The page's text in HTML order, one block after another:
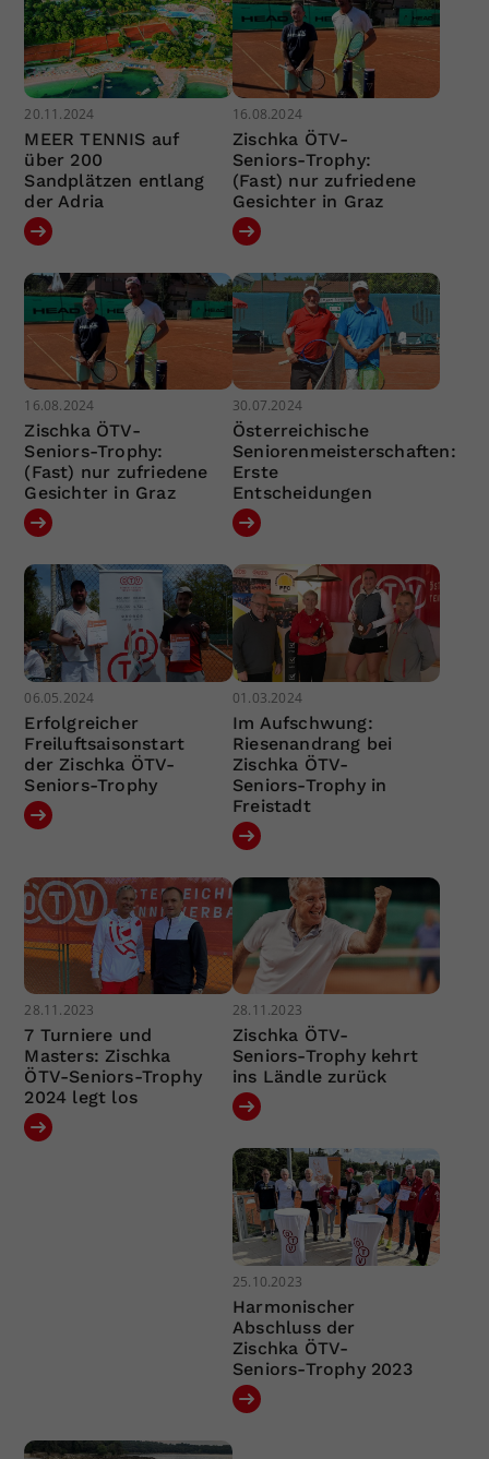
20.11.2024
MEER TENNIS auf
über 200
Sandplätzen entlang
der Adria
16.08.2024
Zischka ÖTV-
Seniors-Trophy:
(Fast) nur zufriedene
Gesichter in Graz
16.08.2024
Zischka ÖTV-
Seniors-Trophy:
(Fast) nur zufriedene
Gesichter in Graz
30.07.2024
Österreichische
Seniorenmeisterschaften:
Erste
Entscheidungen
06.05.2024
Erfolgreicher
Freiluftsaisonstart
der Zischka ÖTV-
Seniors-Trophy
01.03.2024
Im Aufschwung:
Riesenandrang bei
Zischka ÖTV-
Seniors-Trophy in
Freistadt
28.11.2023
7 Turniere und
Masters: Zischka
ÖTV-Seniors-Trophy
2024 legt los
28.11.2023
Zischka ÖTV-
Seniors-Trophy kehrt
ins Ländle zurück
25.10.2023
Harmonischer
Abschluss der
Zischka ÖTV-
Seniors-Trophy 2023